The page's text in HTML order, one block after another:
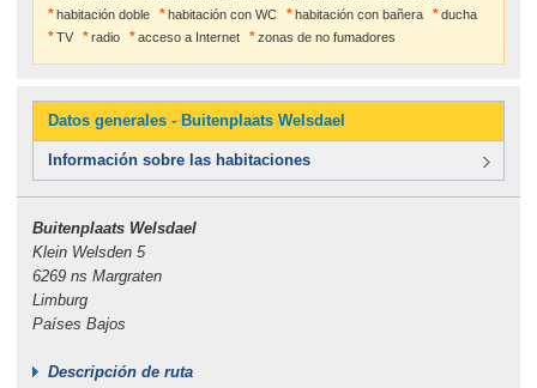
habitación doble
habitación con WC habitación con bañera
ducha
TV
radio acceso a Internet zonas de no fumadores
Datos generales - Buitenplaats Welsdael
Información sobre las habitaciones
Buitenplaats Welsdael
Klein Welsden 5
6269 ns Margraten
Limburg
Países Bajos
Descripción de ruta